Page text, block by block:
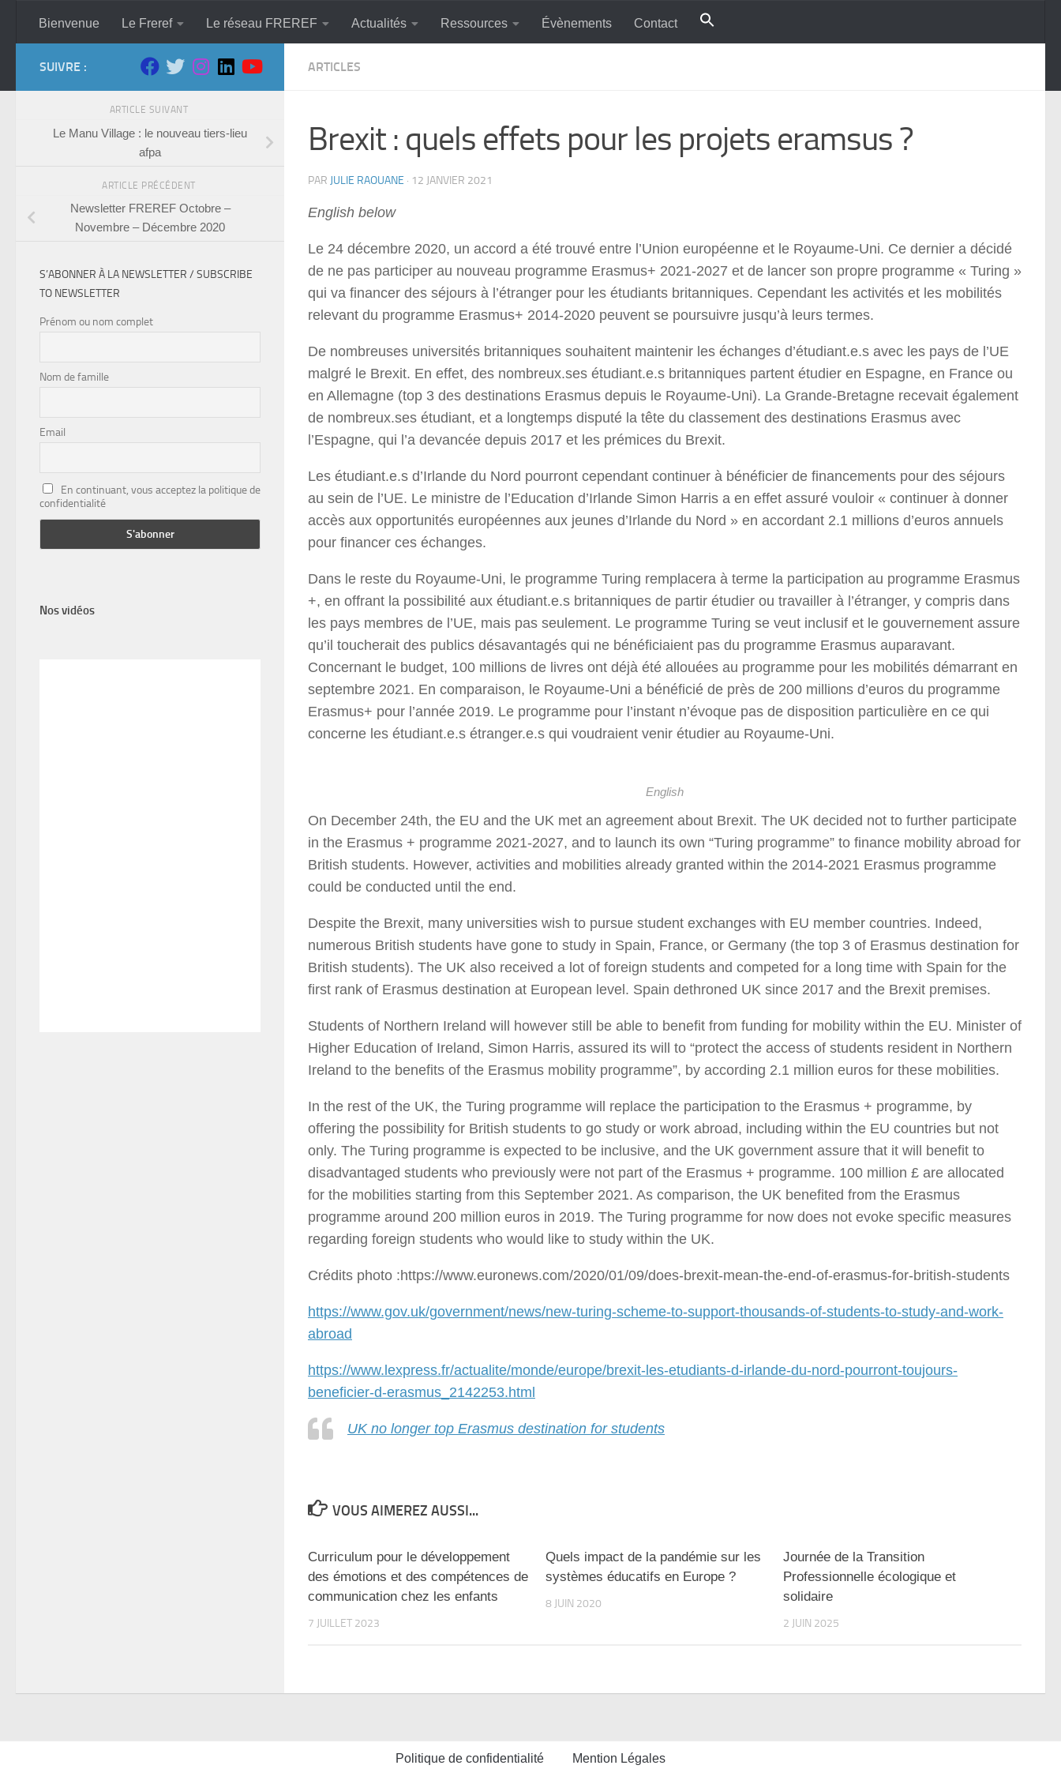
Skip to content
Bienvenue Le Freref Le réseau FREREF Actualités Ressources Évènements Contact
ARTICLES
Brexit : quels effets pour les projets eramsus ?
PAR JULIE RAOUANE · 12 JANVIER 2021
English below
Le 24 décembre 2020, un accord a été trouvé entre l’Union européenne et le Royaume-Uni. Ce dernier a décidé
de ne pas participer au nouveau programme Erasmus+ 2021-2027 et de lancer son propre programme « Turing »
qui va financer des séjours à l’étranger pour les étudiants britanniques. Cependant les activités et les mobilités
relevant du programme Erasmus+ 2014-2020 peuvent se poursuivre jusqu’à leurs termes.
De nombreuses universités britanniques souhaitent maintenir les échanges d’étudiant.e.s avec les pays de l’UE
malgré le Brexit. En effet, des nombreux.ses étudiant.e.s britanniques partent étudier en Espagne, en France ou
en Allemagne (top 3 des destinations Erasmus depuis le Royaume-Uni). La Grande-Bretagne recevait également
de nombreux.ses étudiant, et a longtemps disputé la tête du classement des destinations Erasmus avec
l’Espagne, qui l’a devancée depuis 2017 et les prémices du Brexit.
Les étudiant.e.s d’Irlande du Nord pourront cependant continuer à bénéficier de financements pour des séjours
au sein de l’UE. Le ministre de l’Education d’Irlande Simon Harris a en effet assuré vouloir « continuer à donner
accès aux opportunités européennes aux jeunes d’Irlande du Nord » en accordant 2.1 millions d’euros annuels
pour financer ces échanges.
Dans le reste du Royaume-Uni, le programme Turing remplacera à terme la participation au programme Erasmus
+, en offrant la possibilité aux étudiant.e.s britanniques de partir étudier ou travailler à l’étranger, y compris dans
les pays membres de l’UE, mais pas seulement. Le programme Turing se veut inclusif et le gouvernement assure
qu’il toucherait des publics désavantagés qui ne bénéficiaient pas du programme Erasmus auparavant.
Concernant le budget, 100 millions de livres ont déjà été allouées au programme pour les mobilités démarrant en
septembre 2021. En comparaison, le Royaume-Uni a bénéficié de près de 200 millions d’euros du programme
Erasmus+ pour l’année 2019. Le programme pour l’instant n’évoque pas de disposition particulière en ce qui
concerne les étudiant.e.s étranger.e.s qui voudraient venir étudier au Royaume-Uni.
English
On December 24th, the EU and the UK met an agreement about Brexit. The UK decided not to further participate
in the Erasmus + programme 2021-2027, and to launch its own “Turing programme” to finance mobility abroad for
British students. However, activities and mobilities already granted within the 2014-2021 Erasmus programme
could be conducted until the end.
Despite the Brexit, many universities wish to pursue student exchanges with EU member countries. Indeed,
numerous British students have gone to study in Spain, France, or Germany (the top 3 of Erasmus destination for
British students). The UK also received a lot of foreign students and competed for a long time with Spain for the
first rank of Erasmus destination at European level. Spain dethroned UK since 2017 and the Brexit premises.
Students of Northern Ireland will however still be able to benefit from funding for mobility within the EU. Minister of
Higher Education of Ireland, Simon Harris, assured its will to “protect the access of students resident in Northern
Ireland to the benefits of the Erasmus mobility programme”, by according 2.1 million euros for these mobilities.
In the rest of the UK, the Turing programme will replace the participation to the Erasmus + programme, by
offering the possibility for British students to go study or work abroad, including within the EU countries but not
only. The Turing programme is expected to be inclusive, and the UK government assure that it will benefit to
disadvantaged students who previously were not part of the Erasmus + programme. 100 million £ are allocated
for the mobilities starting from this September 2021. As comparison, the UK benefited from the Erasmus
programme around 200 million euros in 2019. The Turing programme for now does not evoke specific measures
regarding foreign students who would like to study within the UK.
Crédits photo :https://www.euronews.com/2020/01/09/does-brexit-mean-the-end-of-erasmus-for-british-students
https://www.gov.uk/government/news/new-turing-scheme-to-support-thousands-of-students-to-study-and-work-
abroad
https://www.lexpress.fr/actualite/monde/europe/brexit-les-etudiants-d-irlande-du-nord-pourront-toujours-
beneficier-d-erasmus_2142253.html
UK no longer top Erasmus destination for students
VOUS AIMEREZ AUSSI...
Curriculum pour le développement
des émotions et des compétences de
communication chez les enfants
7 JUILLET 2023
Quels impact de la pandémie sur les
systèmes éducatifs en Europe ?
8 JUIN 2020
Journée de la Transition
Professionnelle écologique et
solidaire
2 JUIN 2025
SUIVRE :
ARTICLE SUIVANT
Le Manu Village : le nouveau tiers-lieu
afpa
ARTICLE PRÉCÉDENT
Newsletter FREREF Octobre –
Novembre – Décembre 2020
S’ABONNER À LA NEWSLETTER / SUBSCRIBE
TO NEWSLETTER
Prénom ou nom complet
Nom de famille
Email
En continuant, vous acceptez la politique de
confidentialité
Nos vidéos
Politique de confidentialité Mention Légales